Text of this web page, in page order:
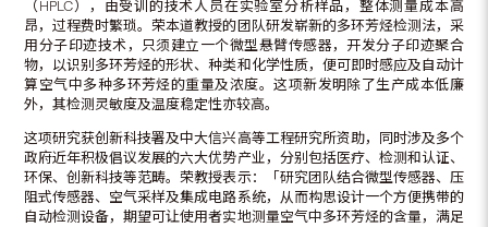
（HPLC），由受训的技术人员在实验室分析样品，整体测量成本高
昂，过程费时繁琐。荣本道教授的团队研发崭新的多环芳烃检测法，采
用分子印迹技术，只须建立一个微型悬臂传感器，开发分子印迹聚合
物，以识别多环芳烃的形状、种类和化学性质，便可即时感应及自动计
算空气中多种多环芳烃的重量及浓度。这项新发明除了生产成本低廉
外，其检测灵敏度及温度稳定性亦较高。
这项研究获创新科技署及中大信兴高等工程研究所资助，同时涉及多个
政府近年积极倡议发展的六大优势产业，分别包括医疗、检测和认证、
环保、创新科技等范畴。荣教授表示：「研究团队结合微型传感器、压
阻式传感器、空气采样及集成电路系统，从而构思设计一个方便携带的
自动检测设备，期望可让使用者实地测量空气中多环芳烃的含量，满足